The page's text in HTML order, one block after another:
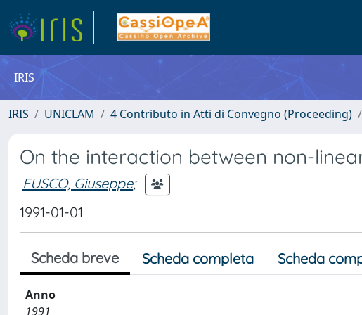
IRIS
IRIS UNICLAM 4 Contributo in Atti di Convegno (Proceeding)
On the interaction between non-
FUSCO, Giuseppe;
1991-01-01
Scheda breve Scheda completa Scheda
Anno
1991